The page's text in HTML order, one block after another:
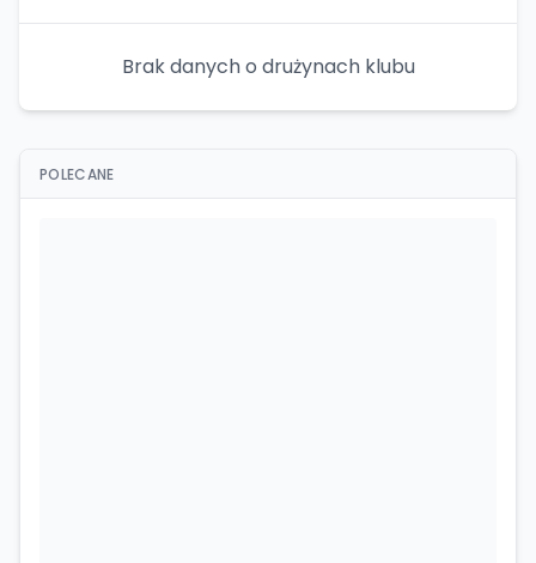
Brak danych o drużynach klubu
POLECANE